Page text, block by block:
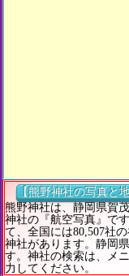
【熊野神社の写真と
熊野神社は、静岡県賀
神社の『航空写真』で
て、全国には80,507社
神社があります。静岡
す。神社の検索は、メ
力してください。